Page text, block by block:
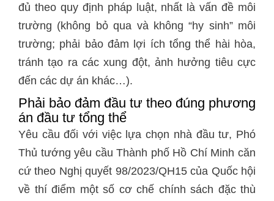
đủ theo quy định pháp luật, nhất là vấn đề môi
trường (không bỏ qua và không “hy sinh” môi
trường; phải bảo đảm lợi ích tổng thể hài hòa,
tránh tạo ra các xung đột, ảnh hưởng tiêu cực
đến các dự án khác…).
Phải bảo đảm đầu tư theo đúng phương
án đầu tư tổng thể
Yêu cầu đối với việc lựa chọn nhà đầu tư, Phó
Thủ tướng yêu cầu Thành phố Hồ Chí Minh căn
cứ theo Nghị quyết 98/2023/QH15 của Quốc hội
về thí điểm một số cơ chế chính sách đặc thù